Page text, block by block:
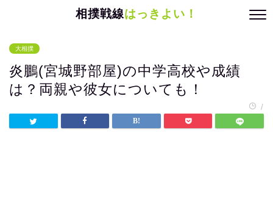
相撲戦線はっきよい！
大相撲
炎鵬(宮城野部屋)の中学高校や成績
は？両親や彼女についても！
/